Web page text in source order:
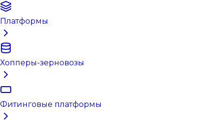
Платформы
Хопперы-зерновозы
Фитинговые платформы